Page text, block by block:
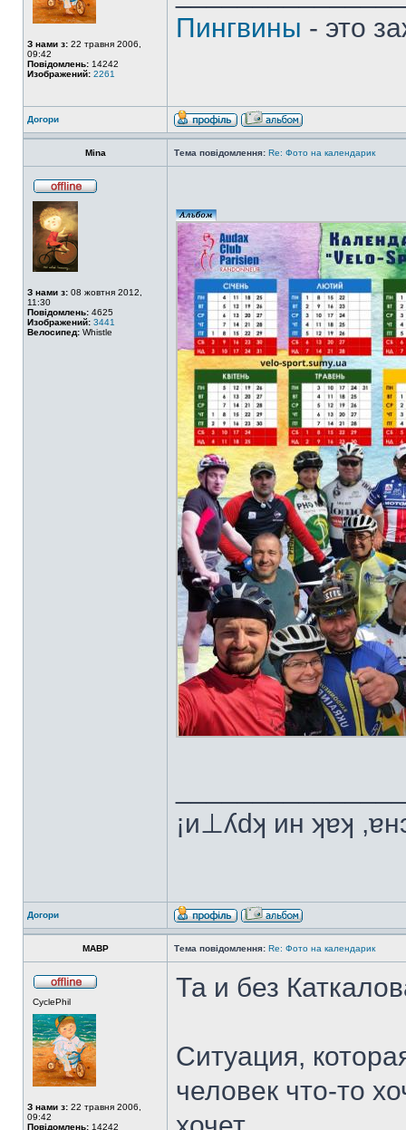
З нами з: 22 травня 2006,
09:42
Повідомлень: 14242
Изображений: 2261
Пингвины - это
Догори
Mina Тема повідомлення: Re: Фото на календарик
З нами з: 08 жовтня 2012,
11:30
Повідомлень: 4625
Изображений: 3441
Велосипед: Whistle
¡и⊥ʎdʞ ин ʞɐʞ
Догори
MABP Тема повідомлення: Re: Фото на календарик
CyclePhil
З нами з: 22 травня 2006,
09:42
Повідомлень: 14242
Та и без
Ситуация,
человек что-то